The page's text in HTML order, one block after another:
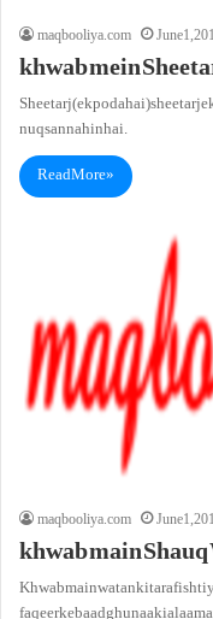
maqbooliya.com
June 1,
khwab mein
Sheetarj (ek poda hai)sheetarj
nuqsan nahin hai.
Read More »
maqbooliya.com
June 1,
khwab main
Khwab main watan ki taraf